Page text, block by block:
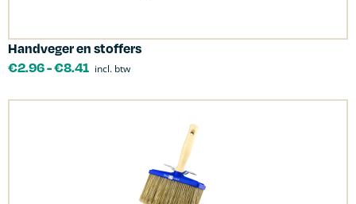
Handveger en stoffers
€2.96-€8.41 incl. btw